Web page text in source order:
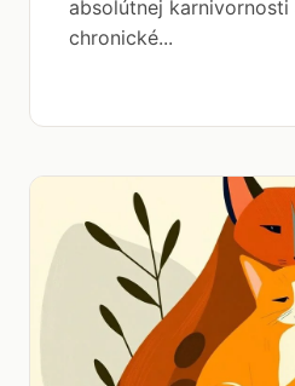
absolútnej
chronické...